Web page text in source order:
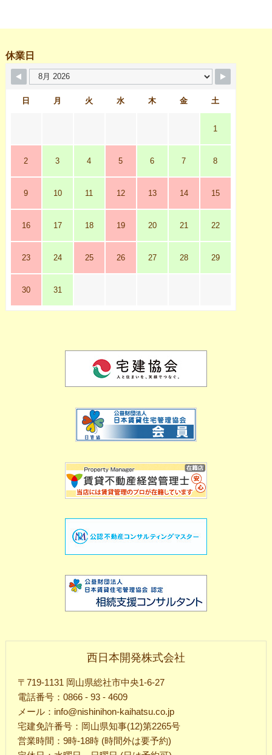
休業日
日 月 火 水 木 金 土
1
2 3 4 5 6 7 8
9 10 11 12 13 14 15
16 17 18 19 20 21 22
23 24 25 26 27 28 29
30 31
西日本開発株式会社
〒719-1131 岡山県総社市中央1-6-27
電話番号：0866 - 93 - 4609
メール：info@nishinihon-kaihatsu.co.jp
宅建免許番号：岡山県知事(12)第2265号
営業時間：9時-18時 (時間外は要予約)